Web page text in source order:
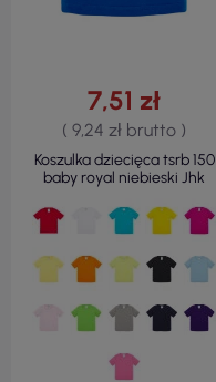
7,51 zł
( 9,24 zł brutto )
Koszulka dziecięca tsrb 150
baby royal niebieski Jhk